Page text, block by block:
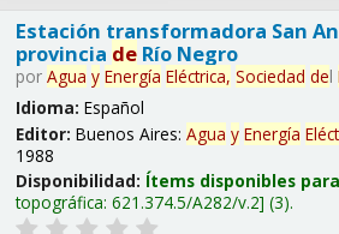
Estación transformadora San
provincia deRío Negro
por Agua y Energía Eléctrica, Sociedad del
Idioma: Español
Editor: Buenos Aires: Agua y Energía
1988
Disponibilidad: Ítems disponibles
topográfica: 621.374.5/A282/v.2 (3).